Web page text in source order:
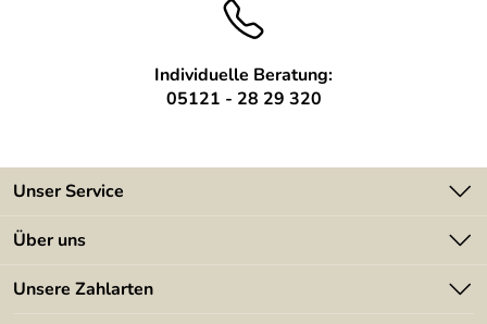
Individuelle Beratung:
05121 - 28 29 320
Unser Service
Kontakt
Kundeninformationen
Über uns
Angebote
Unsere Zahlarten